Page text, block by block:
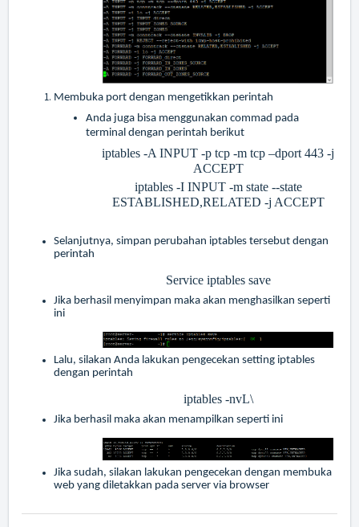
Membuka port dengan mengetikkan perintah
Anda juga bisa menggunakan commad pada
terminal dengan perintah berikut
iptables -A INPUT -p tcp -m tcp –dport 443 -j
ACCEPT
iptables -I INPUT -m state --state
ESTABLISHED,RELATED -j ACCEPT
Selanjutnya, simpan perubahan iptables tersebut dengan
perintah
Service iptables save
Jika berhasil menyimpan maka akan menghasilkan seperti
ini
Lalu, silakan Anda lakukan pengecekan setting iptables
dengan perintah
iptables -nvL\
Jika berhasil maka akan menampilkan seperti ini
Jika sudah, silakan lakukan pengecekan dengan membuka
web yang diletakkan pada server via browser